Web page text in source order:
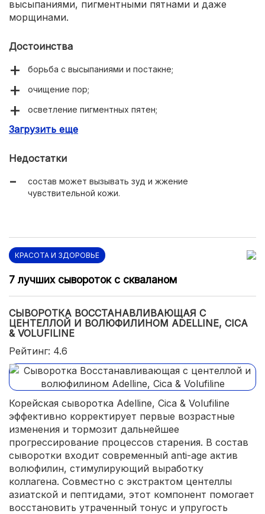
высыпаниями, пигментными пятнами и даже
морщинами.
Достоинства
борьба с высыпаниями и постакне;
очищение пор;
осветление пигментных пятен;
увлажнение тканей;
текстура легкого крема;
Загрузить еще
Недостатки
состав может вызывать зуд и жжение
чувствительной кожи.
КРАСОТА И ЗДОРОВЬЕ
7 лучших сывороток с скваланом
СЫВОРОТКА ВОССТАНАВЛИВАЮЩАЯ С
ЦЕНТЕЛЛОЙ И ВОЛЮФИЛИНОМ ADELLINE, CICA
& VOLUFILINE
Рейтинг: 4.6
Корейская сыворотка Adelline, Cica & Volufiline
эффективно корректирует первые возрастные
изменения и тормозит дальнейшее
прогрессирование процессов старения. В состав
сыворотки входит современный anti-age актив
волюфилин, стимулирующий выработку
коллагена. Совместно с экстрактом центеллы
азиатской и пептидами, этот компонент помогает
восстановить утраченный тонус и упругость